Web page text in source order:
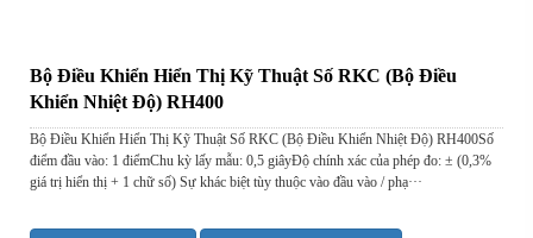
Bộ Điều Khiển Hiển Thị Kỹ Thuật Số RKC (Bộ Điều
Khiển Nhiệt Độ) RH400
Bộ Điều Khiển Hiển Thị Kỹ Thuật Số RKC (Bộ Điều Khiển Nhiệt Độ) RH400Số
điểm đầu vào: 1 điểmChu kỳ lấy mẫu: 0,5 giâyĐộ chính xác của phép đo: ± (0,3%
giá trị hiển thị + 1 chữ số) Sự khác biệt tùy thuộc vào đầu vào / phạ···